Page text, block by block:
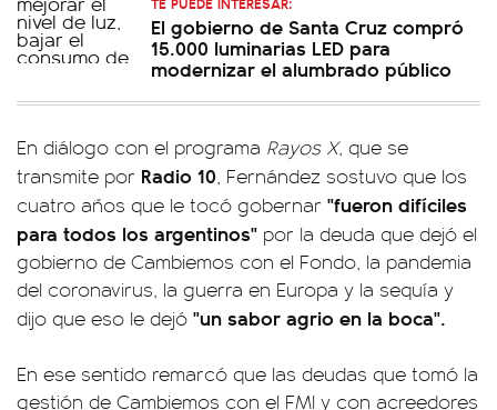
El gobierno de Santa Cruz compró
15.000 luminarias LED para
modernizar el alumbrado público
En diálogo con el programa Rayos X, que se
transmite por Radio 10, Fernández sostuvo que los
cuatro años que le tocó gobernar "fueron difíciles
para todos los argentinos" por la deuda que dejó el
gobierno de Cambiemos con el Fondo, la pandemia
del coronavirus, la guerra en Europa y la sequía y
dijo que eso le dejó "un sabor agrio en la boca".
En ese sentido remarcó que las deudas que tomó la
gestión de Cambiemos con el FMI y con acreedores